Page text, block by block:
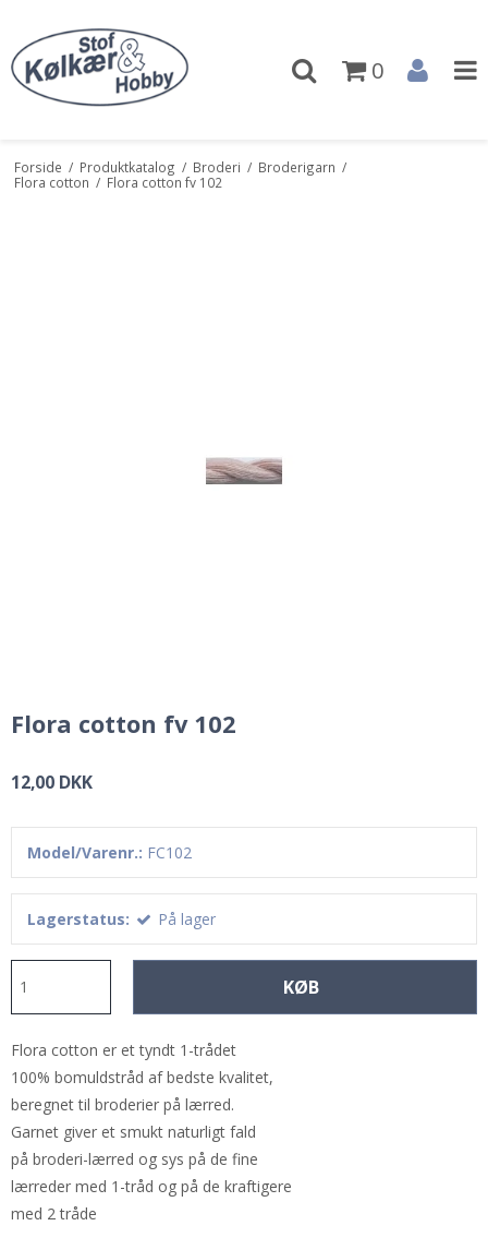
0
Forside / Produktkatalog / Broderi / Broderigarn /
Flora cotton / Flora cotton fv 102
Flora cotton fv 102
12,00 DKK
Model/Varenr.: FC102
Lagerstatus: På lager
KØB
Flora cotton er et tyndt 1-trådet
100% bomuldstråd af bedste kvalitet,
beregnet til broderier på lærred.
Garnet giver et smukt naturligt fald
på broderi-lærred og sys på de fine
lærreder med 1-tråd og på de kraftigere
med 2 tråde